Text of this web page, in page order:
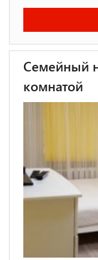
Семейный
комнатой